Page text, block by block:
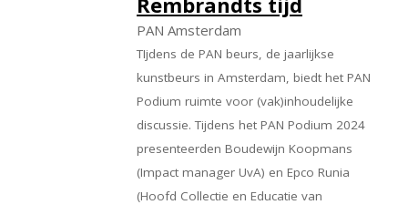
PAN Amsterdam
TIjdens de PAN beurs, de jaarlijkse
kunstbeurs in Amsterdam, biedt het PAN
Podium ruimte voor (vak)inhoudelijke
discussie. Tijdens het PAN Podium 2024
presenteerden Boudewijn Koopmans
(Impact manager UvA) en Epco Runia
(Hoofd Collectie en Educatie van